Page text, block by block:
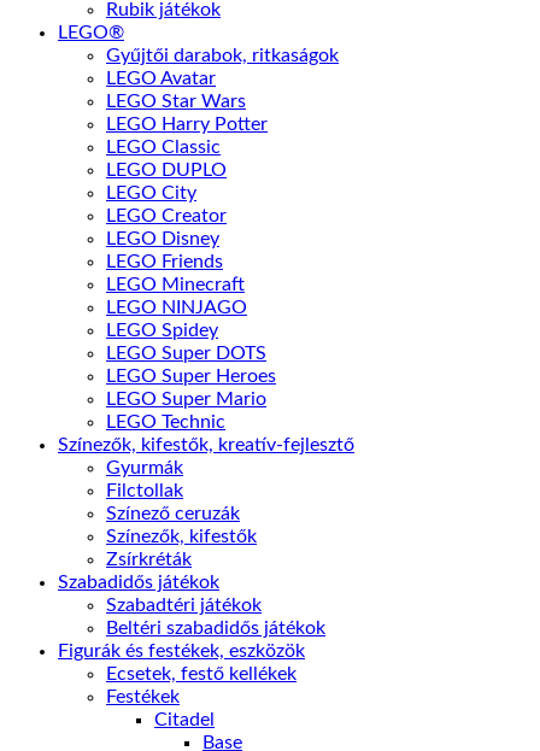
Rubik játékok
LEGO®
Gyűjtői darabok, ritkaságok
LEGO Avatar
LEGO Star Wars
LEGO Harry Potter
LEGO Classic
LEGO DUPLO
LEGO City
LEGO Creator
LEGO Disney
LEGO Friends
LEGO Minecraft
LEGO NINJAGO
LEGO Spidey
LEGO Super DOTS
LEGO Super Heroes
LEGO Super Mario
LEGO Technic
Színezők, kifestők, kreatív-fejlesztő
Gyurmák
Filctollak
Színező ceruzák
Színezők, kifestők
Zsírkréták
Szabadidős játékok
Szabadtéri játékok
Beltéri szabadidős játékok
Figurák és festékek, eszközök
Ecsetek, festő kellékek
Festékek
Citadel
Base